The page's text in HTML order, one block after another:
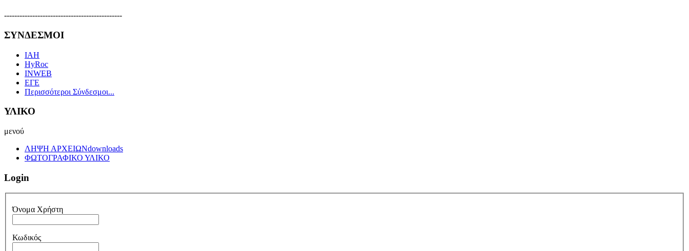
----------------------------------------------
ΣΥΝΔΕΣΜΟΙ
IAH
HyRoc
INWEB
ΕΓΕ
Περισσότεροι Σύνδεσμοι...
ΥΛΙΚΟ
μενού
ΛΗΨΗ ΑΡΧΕΙΩΝdownloads
ΦΩΤΟΓΡΑΦΙΚΟ ΥΛΙΚΟ
Login
Όνομα Χρήστη
Κωδικός